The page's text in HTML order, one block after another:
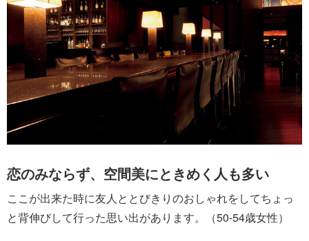
恋のみならず、空間美にときめく人も多い
ここが出来た時に友人ととびきりのおしゃれをしてちょっ
と背伸びして行った思い出があります。（50-54歳女性）